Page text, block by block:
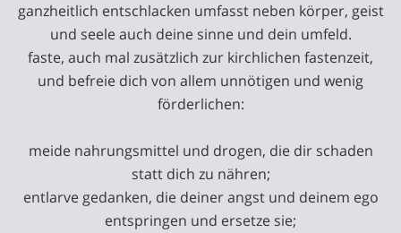
ganzheitlich entschlacken umfasst neben körper, geist
und seele auch deine sinne und dein umfeld.
faste, auch mal zusätzlich zur kirchlichen fastenzeit,
und befreie dich von allem unnötigen und wenig
förderlichen:
meide nahrungsmittel und drogen, die dir schaden
statt dich zu nähren;
entlarve gedanken, die deiner angst und deinem ego
entspringen und ersetze sie;